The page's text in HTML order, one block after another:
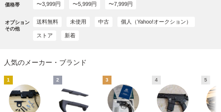
価格帯 〜3,999円 〜5,999円 〜7,999円
オプション
その他
送料無料 未使用 中古 個人（Yahoo!オークション）
ストア 新着
人気のメーカー・ブランド
1 2 3 4 5